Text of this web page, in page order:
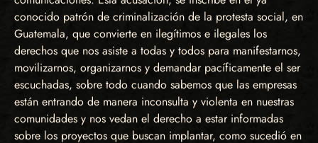
conocido patrón de criminalización de la protesta social, en
Guatemala, que convierte en ilegítimos e ilegales los
derechos que nos asiste a todas y todos para manifestarnos,
movilizarnos, organizarnos y demandar pacíficamente el ser
escuchadas, sobre todo cuando sabemos que las empresas
están entrando de manera inconsulta y violenta en nuestras
comunidades y nos vedan el derecho a estar informadas
sobre los proyectos que buscan implantar, como sucedió en